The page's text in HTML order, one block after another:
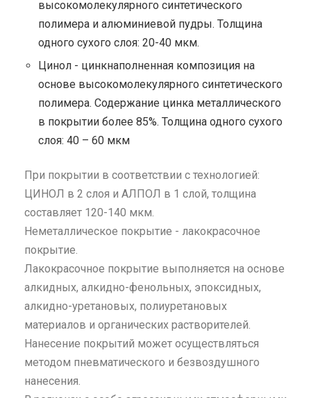
высокомолекулярного синтетического
полимера и алюминиевой пудры. Толщина
одного сухого слоя: 20-40 мкм.
Цинол - цинкнаполненная композиция на
основе высокомолекулярного синтетического
полимера. Содержание цинка металлического
в покрытии более 85%. Толщина одного сухого
слоя: 40 – 60 мкм
При покрытии в соответствии с технологией:
ЦИНОЛ в 2 слоя и АЛПОЛ в 1 слой, толщина
составляет 120-140 мкм.
Неметаллическое покрытие - лакокрасочное
покрытие.
Лакокрасочное покрытие выполняется на основе
алкидных, алкидно-фенольных, эпоксидных,
алкидно-уретановых, полиуретановых
материалов и органических растворителей.
Нанесение покрытий может осуществляться
методом пневматического и безвоздушного
нанесения.